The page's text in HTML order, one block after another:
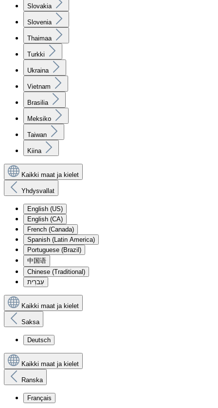
Slovakia
Slovenia
Thaimaa
Turkki
Ukraina
Vietnam
Brasilia
Meksiko
Taiwan
Kiina
Kaikki maat ja kielet
Yhdysvallat
English (US)
English (CA)
French (Canada)
Spanish (Latin America)
Portuguese (Brazil)
中国语
Chinese (Traditional)
עִברִית
Kaikki maat ja kielet
Saksa
Deutsch
Kaikki maat ja kielet
Ranska
Français